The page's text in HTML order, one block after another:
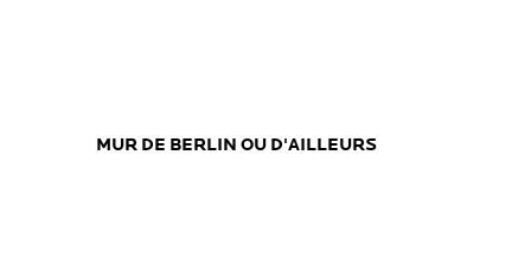
MUR DE BERLIN OU D'AILLEURS